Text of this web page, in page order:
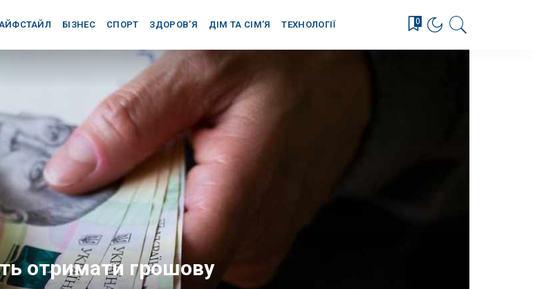
БІЗНЕС СПОРТ ЗДОРОВ’Я ДІМ ТА СІМ’Я ТЕХНОЛОГІЇ 0
отримати грошову